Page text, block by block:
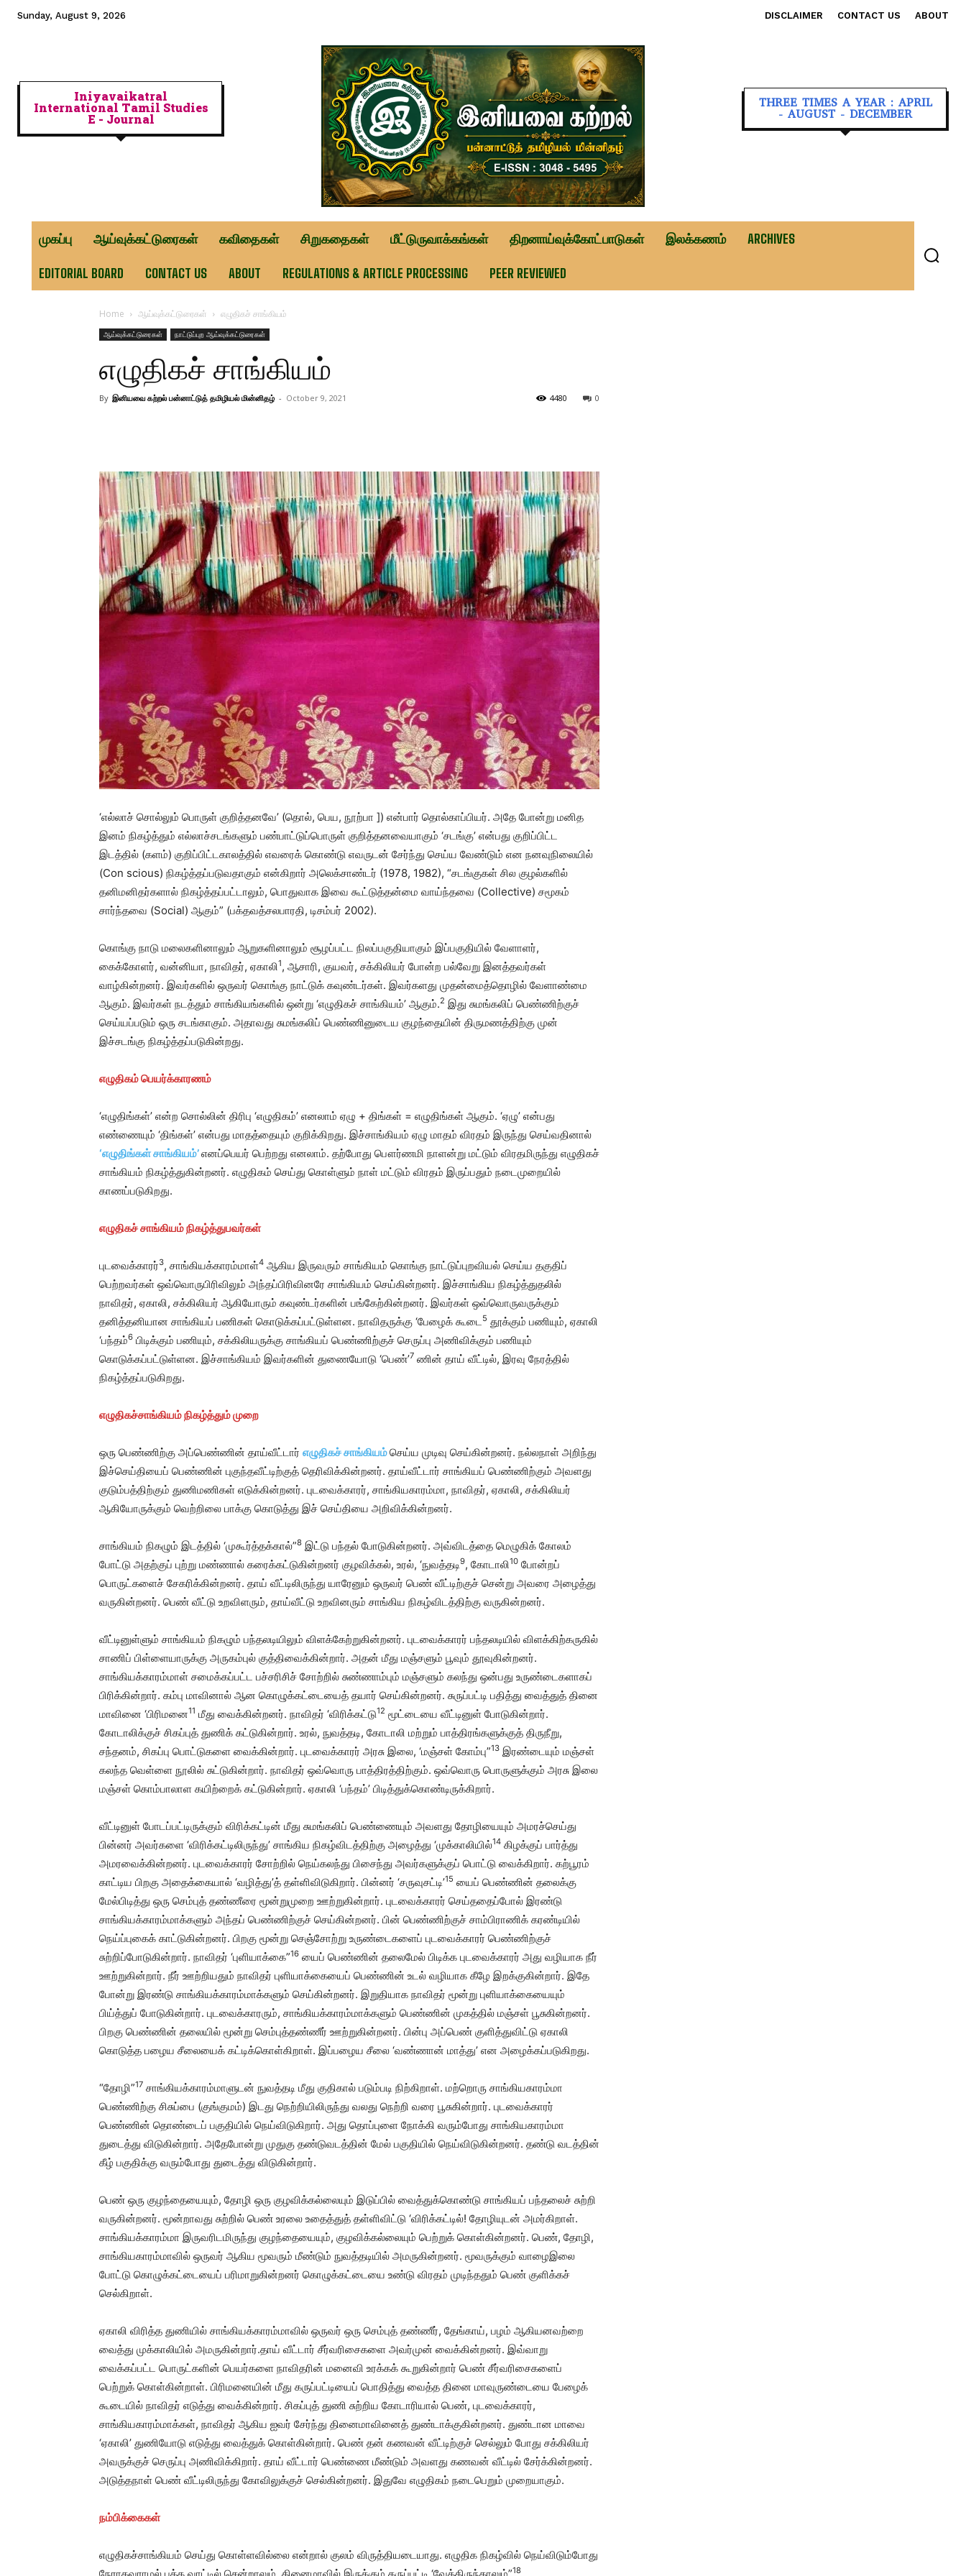
Sunday, August 9, 2026 DISCLAIMER CONTACT US ABOUT
Iniyavaikatral
International Tamil Studies
E - Journal
THREE TIMES A YEAR : APRIL
- AUGUST - DECEMBER
முகப்பு ஆய்வுக்கட்டுரைகள் கவிதைகள் சிறுகதைகள் மீட்டுருவாக்கங்கள் திறனாய்வுக்கோட்பாடுகள் இலக்கணம் ARCHIVES
EDITORIAL BOARD CONTACT US ABOUT REGULATIONS & ARTICLE PROCESSING PEER REVIEWED
Home ஆய்வுக்கட்டுரைகள் எழுதிகச் சாங்கியம்
ஆய்வுக்கட்டுரைகள் நாட்டுப்புற ஆய்வுக்கட்டுரைகள்
எழுதிகச் சாங்கியம்
By இனியவை கற்றல் பன்னாட்டுத் தமிழியல் மின்னிதழ் - October 9, 2021 0
4480
‘எல்லாச் சொல்லும் பொருள் குறித்தனவே’ (தொல், பெய, நூற்பா ]) என்பார் தொல்காப்பியர். அதே போன்று மனித
இனம் நிகழ்த்தும் எல்லாச்சடங்களும் பண்பாட்டுப்பொருள் குறித்தனவையாகும் ‘சடங்கு’ என்பது குறிப்பிட்ட
இடத்தில் (களம்) குறிப்பிட்டகாலத்தில் எவரைக் கொண்டு எவருடன் சேர்ந்து செய்ய வேண்டும் என நனவுநிலையில்
(Con scious) நிகழ்த்தப்படுவதாகும் என்கிறார் அலெக்சாண்டர் (1978, 1982), “சடங்குகள் சில குழல்களில்
தனிமனிதர்களால் நிகழ்த்தப்பட்டாலும், பொதுவாக இவை கூட்டுத்தன்மை வாய்ந்தவை (Collective) சமூகம்
சார்ந்தவை (Social) ஆகும்” (பக்தவத்சலபாரதி, டிசம்பர் 2002).
கொங்கு நாடு மலைகளினாலும் ஆறுகளினாலும் சூழப்பட்ட நிலப்பகுதியாகும் இப்பகுதியில் வேளாளர்,
கைக்கோளர், வன்னியா, நாவிதர், ஏகாலி1, ஆசாரி, குயவர், சக்கிலியர் போன்ற பல்வேறு இனத்தவர்கள்
வாழ்கின்றனர். இவர்களில் ஒருவர் கொங்கு நாட்டுக் கவுண்டர்கள். இவர்களது முதன்மைத்தொழில் வேளாண்மை
ஆகும். இவர்கள் நடத்தும் சாங்கியங்களில் ஒன்று ‘எழுதிகச் சாங்கியம்’ ஆகும்.2 இது சுமங்கலிப் பெண்ணிற்குச்
செய்யப்படும் ஒரு சடங்காகும். அதாவது சுமங்கலிப் பெண்ணினுடைய குழந்தையின் திருமணத்திற்கு முன்
இச்சடங்கு நிகழ்த்தப்படுகின்றது.
எழுதிகம் பெயர்க்காரணம்
‘எழுதிங்கள்’ என்ற சொல்லின் திரிபு ‘எழுதிகம்’ எனலாம் ஏழு + திங்கள் = எழுதிங்கள் ஆகும். ‘ஏழு’ என்பது
எண்ணையும் ‘திங்கள்’ என்பது மாதத்தையும் குறிக்கிறது. இச்சாங்கியம் ஏழு மாதம் விரதம் இருந்து செய்வதினால்
‘எழுதிங்கள் சாங்கியம்’எனப்பெயர் பெற்றது எனலாம். தற்போது பௌர்ணமி நாளன்று மட்டும் விரதமிருந்து எழுதிகச்
சாங்கியம் நிகழ்த்துகின்றனர். எழுதிகம் செய்து கொள்ளும் நாள் மட்டும் விரதம் இருப்பதும் நடைமுறையில்
காணப்படுகிறது.
எழுதிகச் சாங்கியம் நிகழ்த்துபவர்கள்
புடவைக்காரர்3, சாங்கியக்காரம்மாள்4 ஆகிய இருவரும் சாங்கியம் கொங்கு நாட்டுப்புறவியல் செய்ய தகுதிப்
பெற்றவர்கள் ஒவ்வொருபிரிவிலும் அந்தப்பிரிவினரே சாங்கியம் செய்கின்றனர். இச்சாங்கிய நிகழ்த்துதலில்
நாவிதர், ஏகாலி, சக்கிலியர் ஆகியோரும் கவுண்டர்களின் பங்கேற்கின்றனர். இவர்கள் ஒவ்வொருவருக்கும்
தனித்தனியான சாங்கியப் பணிகள் கொடுக்கப்பட்டுள்ளன. நாவிதருக்கு ‘பேழைக் கூடை5 தூக்கும் பணியும், ஏகாலி
‘பந்தம்6 பிடிக்கும் பணியும், சக்கிலியருக்கு சாங்கியப் பெண்ணிற்குச் செருப்பு அணிவிக்கும் பணியும்
கொடுக்கப்பட்டுள்ளன. இச்சாங்கியம் இவர்களின் துணையோடு ‘பெண்’7 ணின் தாய் வீட்டில், இரவு நேரத்தில்
நிகழ்த்தப்படுகிறது.
எழுதிகச்சாங்கியம் நிகழ்த்தும் முறை
ஒரு பெண்ணிற்கு அப்பெண்ணின் தாய்வீட்டார் எழுதிகச் சாங்கியம்செய்ய முடிவு செய்கின்றனர். நல்லநாள் அறிந்து
இச்செய்தியைப் பெண்ணின் புகுந்தவீட்டிற்குத் தெரிவிக்கின்றனர். தாய்வீட்டார் சாங்கியப் பெண்ணிற்கும் அவளது
குடும்பத்திற்கும் துணிமணிகள் எடுக்கின்றனர். புடவைக்காரர், சாங்கியகாரம்மா, நாவிதர், ஏகாலி, சக்கிலியர்
ஆகியோருக்கும் வெற்றிலை பாக்கு கொடுத்து இச் செய்தியை அறிவிக்கின்றனர்.
சாங்கியம் நிகழும் இடத்தில் ‘முகூர்த்தக்கால்”8 இட்டு பந்தல் போடுகின்றனர். அவ்விடத்தை மெழுகிக் கோலம்
போட்டு அதற்குப் புற்று மண்ணால் கரைக்கட்டுகின்றனர் குழவிக்கல், உரல், ‘நுவத்தடி9, கோடாலி10 போன்றப்
பொருட்களைச் சேகரிக்கின்றனர். தாய் வீட்டிலிருந்து யாரேனும் ஒருவர் பெண் வீட்டிற்குச் சென்று அவரை அழைத்து
வருகின்றனர். பெண் வீட்டு உறவிளரும், தாய்வீட்டு உறவினரும் சாங்கிய நிகழ்விடத்திற்கு வருகின்றனர்.
வீட்டினுள்ளும் சாங்கியம் நிகழும் பந்தலடியிலும் விளக்கேற்றுகின்றனர். புடவைக்காரர் பந்தலடியில் விளக்கிற்கருகில்
சாணிப் பிள்ளையாருக்கு அருகம்புல் குத்திவைக்கின்றார். அதன் மீது மஞ்சளும் பூவும் தூவுகின்றனர்.
சாங்கியக்காரம்மாள் சமைக்கப்பட்ட பச்சரிசிச் சோற்றில் சுண்ணாம்பும் மஞ்சளும் கலந்து ஒன்பது உருண்டைகளாகப்
பிரிக்கின்றார். கம்பு மாவினால் ஆன கொழுக்கட்டையைத் தயார் செய்கின்றனர். சுருப்பட்டி பதித்து வைத்துத் தினை
மாவினை ‘பிரிமனை11 மீது வைக்கின்றனர். நாவிதர் ‘விரிக்கட்டு12 மூட்டையை வீட்டினுள் போடுகின்றார்.
கோடாலிக்குச் சிகப்புத் துணிக் கட்டுகின்றார். உரல், நுவத்தடி, கோடாலி மற்றும் பாத்திரங்களுக்குத் திருநீறு,
சந்தனம், சிகப்பு பொட்டுகளை வைக்கின்றார். புடவைக்காரர் அரசு இலை, ‘மஞ்சள் கோம்பு”13 இரண்டையும் மஞ்சள்
கலந்த வெள்ளை நூலில் சுட்டுகின்றார். நாவிதர் ஒவ்வொரு பாத்திரத்திற்கும். ஒவ்வொரு பொருளுக்கும் அரசு இலை
மஞ்சள் கொம்பாலாள கயிற்றைக் கட்டுகின்றார். ஏகாலி ‘பந்தம்’ பிடித்துக்கொண்டிருக்கிறார்.
வீட்டினுள் போடப்பட்டிருக்கும் விரிக்கட்டின் மீது சுமங்கலிப் பெண்ணையும் அவளது தோழியையும் அமரச்செய்து
பின்னர் அவர்களை ‘விரிக்கட்டிலிருந்து’ சாங்கிய நிகழ்விடத்திற்கு அழைத்து ‘முக்காலியில்14 கிழக்குப் பார்த்து
அமரவைக்கின்றனர். புடவைக்காரர் சோற்றில் நெய்கலந்து பிசைந்து அவர்களுக்குப் பொட்டு வைக்கிறார். கற்பூரம்
காட்டிய பிறகு அதைக்கையால் ‘வழித்து’த் தள்ளிவிடுகிறார். பின்னர் ‘சருவுசட்டி’15 யைப் பெண்ணின் தலைக்கு
மேல்பிடித்து ஒரு செம்புத் தண்ணீரை மூன்றுமுறை ஊற்றுகின்றார். புடவைக்காரர் செய்ததைப்போல் இரண்டு
சாங்கியக்காரம்மாக்களும் அந்தப் பெண்ணிற்குச் செய்கின்றனர். பின் பெண்ணிற்குச் சாம்பிராணிக் கரண்டியில்
நெய்ப்புகைக் காட்டுகின்றனர். பிறகு மூன்று செஞ்சோற்று உருண்டைகளைப் புடவைக்காரர் பெண்ணிற்குச்
சுற்றிப்போடுகின்றார். நாவிதர் ‘புளியாக்கை”16 யைப் பெண்ணின் தலைமேல் பிடிக்க புடவைக்காரர் அது வழியாக நீர்
ஊற்றுகின்றார். நீர் ஊற்றியதும் நாவிதர் புளியாக்கையைப் பெண்ணின் உடல் வழியாக கீழே இறக்குகின்றார். இதே
போன்று இரண்டு சாங்கியக்காரம்மாக்களும் செய்கின்றனர். இறுதியாக நாவிதர் மூன்று புளியாக்கையையும்
பிய்த்துப் போடுகின்றார். புடவைக்காரரும், சாங்கியக்காரம்மாக்களும் பெண்ணின் முகத்தில் மஞ்சள் பூசுகின்றனர்.
பிறகு பெண்ணின் தலையில் மூன்று செம்புத்தண்ணீர் ஊற்றுகின்றனர். பின்பு அப்பெண் குளித்துவிட்டு ஏகாலி
கொடுத்த பழைய சீலையைக் கட்டிக்கொள்கிறாள். இப்பழைய சீலை ‘வண்ணான் மாத்து’ என அழைக்கப்படுகிறது.
“தோழி”17 சாங்கியக்காரம்மாளுடன் நுவத்தடி மீது குதிகால் படும்படி நிற்கிறாள். மற்றொரு சாங்கியகாரம்மா
பெண்ணிற்கு சிசுப்பை (குங்குமம்) இடது நெற்றியிலிருந்து வலது நெற்றி வரை பூசுகின்றார். புடவைக்காரர்
பெண்ணின் தொண்டைப் பகுதியில் நெய்விடுகிறார். அது தொப்புளை நோக்கி வரும்போது சாங்கியகாரம்மா
துடைத்து விடுகின்றார். அதேபோன்று முதுகு தண்டுவடத்தின் மேல் பகுதியில் நெய்விடுகின்றனர். தண்டு வடத்தின்
கீழ் பகுதிக்கு வரும்போது துடைத்து விடுகின்றார்.
பெண் ஒரு குழந்தையையும், தோழி ஒரு குழவிக்கல்லையும் இடுப்பில் வைத்துக்கொண்டு சாங்கியப் பந்தலைச் சுற்றி
வருகின்றனர். மூன்றாவது சுற்றில் பெண் உரலை உதைத்துத் தள்ளிவிட்டு ‘விரிக்கட்டில்! தோழியுடன் அமர்கிறாள்.
சாங்கியக்காரம்மா இருவரிடமிருந்து குழந்தையையும், குழவிக்கல்லையும் பெற்றுக் கொள்கின்றனர். பெண், தோழி,
சாங்கியகாரம்மாவில் ஒருவர் ஆகிய மூவரும் மீண்டும் நுவத்தடியில் அமருகின்றனர். மூவருக்கும் வாழைஇலை
போட்டு கொழுக்கட்டையைப் பரிமாறுகின்றனர் கொழுக்கட்டையை உண்டு விரதம் முடிந்ததும் பெண் குளிக்கச்
செல்கிறாள்.
ஏகாலி விரித்த துணியில் சாங்கியக்காரம்மாவில் ஒருவர் ஒரு செம்புத் தண்ணீர், தேங்காய், பழம் ஆகியனவற்றை
வைத்து முக்காலியில் அமருகின்றார்.தாய் வீட்டார் சீர்வரிசைகளை அவர்முன் வைக்கின்றனர். இவ்வாறு
வைக்கப்பட்ட பொருட்களின் பெயர்களை நாவிதரின் மனைவி உரக்கக் கூறுகின்றார் பெண் சீர்வரிசைகளைப்
பெற்றுக் கொள்கின்றாள். பிரிமனையின் மீது கருப்பட்டியைப் பொதித்து வைத்த தினை மாவுருண்டையை பேழைக்
கூடையில் நாவிதர் எடுத்து வைக்கின்றார். சிகப்புத் துணி சுற்றிய கோடாரியால் பெண், புடவைக்காரர்,
சாங்கியகாரம்மாக்கள், நாவிதர் ஆகிய ஐவர் சேர்ந்து தினைமாவினைத் துண்டாக்குகின்றனர். துண்டான மாவை
‘ஏகாலி’ துணியோடு எடுத்து வைத்துக் கொள்கின்றார். பெண் தன் கணவன் வீட்டிற்குச் செல்லும் போது சக்கிலியர்
அவருக்குச் செருப்பு அணிவிக்கிறார். தாய் வீட்டார் பெண்ணை மீண்டும் அவளது கணவன் வீட்டில் சேர்க்கின்றனர்.
அடுத்தநாள் பெண் வீட்டிலிருந்து கோவிலுக்குச் செல்கின்றனர். இதுவே எழுதிகம் நடைபெறும் முறையாகும்.
நம்பிக்கைகள்
எழுதிகச்சாங்கியம் செய்து கொள்ளவில்லை என்றால் குலம் விருத்தியடையாது. எழுதிக நிகழ்வில் நெய்விடும்போது
18